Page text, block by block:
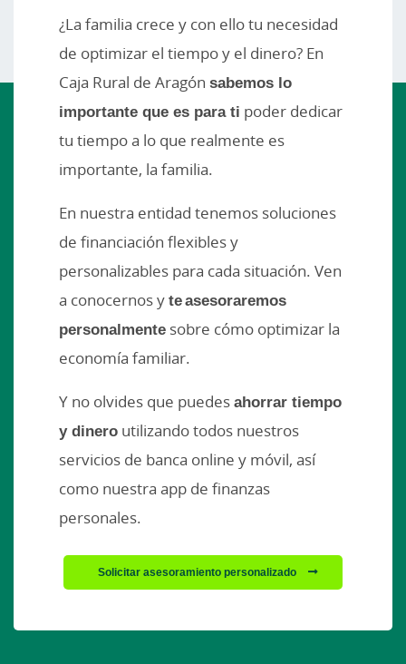
¿La familia crece y con ello tu necesidad
de optimizar el tiempo y el dinero? En
Caja Rural de Aragón sabemos lo
importante que es para ti poder dedicar
tu tiempo a lo que realmente es
importante, la familia.
En nuestra entidad tenemos soluciones
de financiación flexibles y
personalizables para cada situación. Ven
a conocernos yte asesoraremos
personalmente sobre cómo optimizar la
economía familiar.
Y no olvides que puedesahorrar tiempo
y dinero utilizando todos nuestros
servicios de banca online y móvil, así
como nuestra app de finanzas
personales.
Solicitar asesoramiento personalizado